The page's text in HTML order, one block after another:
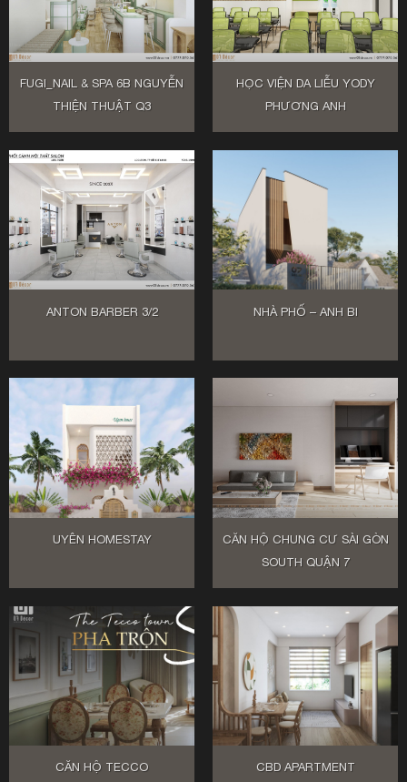
FUGI_NAIL & SPA 6B NGUYỄN
THIỆN THUẬT Q3
HỌC VIỆN DA LIỄU YODY
PHƯƠNG ANH
ANTON BARBER 3/2 NHÀ PHỐ – ANH BI
UYÊN HOMESTAY
CĂN HỘ CHUNG CƯ SÀI GÒN
SOUTH QUẬN 7
CĂN HỘ TECCO CBD APARTMENT